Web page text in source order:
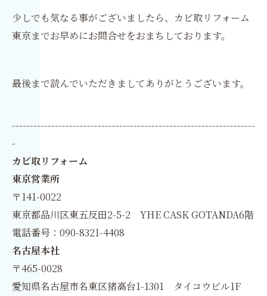
少しでも気なる事がございましたら、カビ取リフォーム
東京までお早めにお問合せをおまちしております。
最後まで読んでいただきましてありがとうございます。
--------------------------------------------------------------------
-
カビ取リフォーム
東京営業所
〒141-0022
東京都品川区東五反田2-5-2 YHE CASK GOTANDA6階
電話番号：090-8321-4408
名古屋本社
〒465-0028
愛知県名古屋市名東区猪高台1-1301 タイコウビル1F